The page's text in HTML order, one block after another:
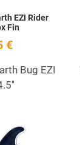
EZI Rider
Fin
€
Bug EZI